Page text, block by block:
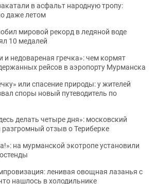
в асфальт народную тропу:
даже летом
мировой рекорд в ледяной воде
10 медалей
и недовареная гречка»: чем кормят
рейсов в аэропорту Мурманска
или спасение природы: у жителей
споры новый путеводитель по
делать четыре дня»: московский
разгромный отзыв о Териберке
на мурманской экотропе установили
ленивая овощная лазанья с
нашлось в холодильнике